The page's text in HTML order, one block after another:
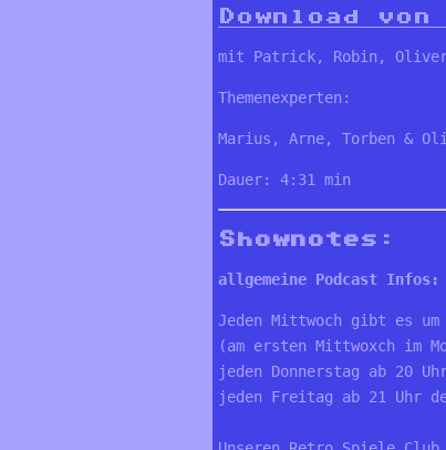
Download
mit Patrick, Robin,
Themenexperten:
Marius, Arne, Torben &
Dauer: 4:31 min
Shownotes:
allgemeine Podcast Infos:
Jeden Mittwoch gibt es
(am ersten Mittwoxch im
jeden Donnerstag ab 20
jeden Freitag ab 21 Uhr